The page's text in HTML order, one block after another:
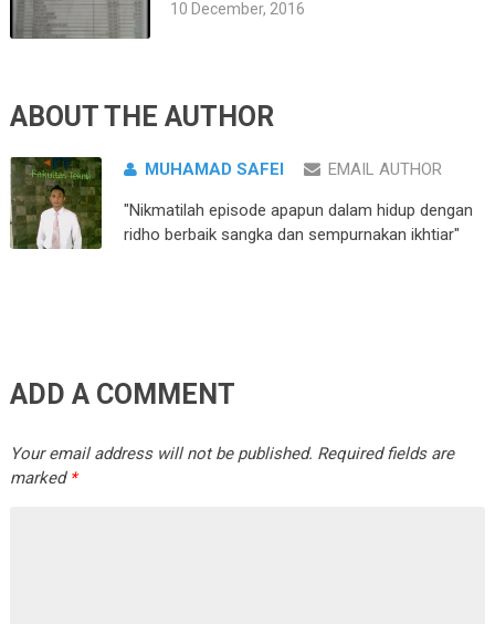
10 December, 2016
ABOUT THE AUTHOR
MUHAMAD SAFEI EMAIL AUTHOR
"Nikmatilah episode apapun dalam hidup dengan
ridho berbaik sangka dan sempurnakan ikhtiar"
ADD A COMMENT
Your email address will not be published. Required fields are
marked *